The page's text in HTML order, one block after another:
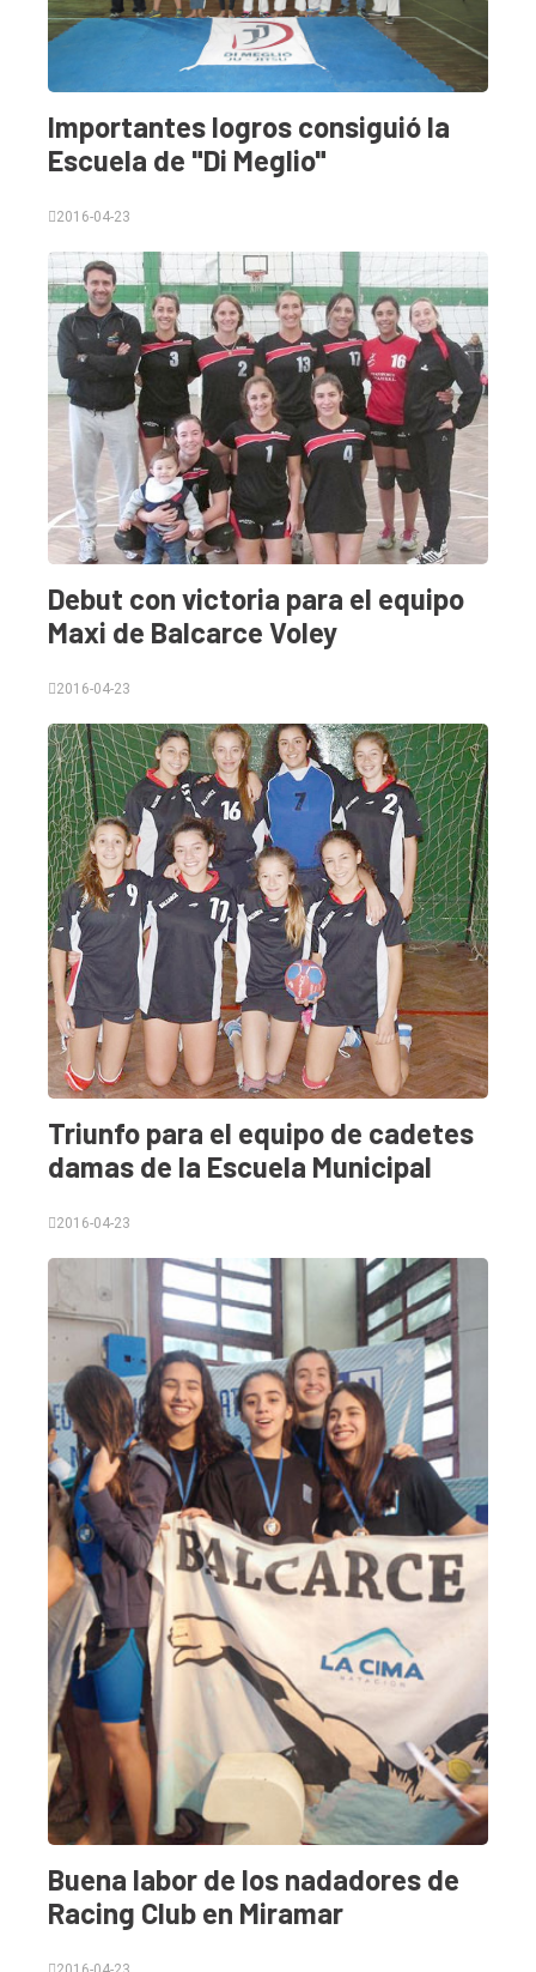
Rural
Fúnebres
Edición
Empresa
Nosotros
Contacto
Importantes logros consiguió la
Escuela de "Di Meglio"
2016-04-23
Debut con victoria para el equipo
Maxi de Balcarce Voley
2016-04-23
Triunfo para el equipo de cadetes
damas de la Escuela Municipal
2016-04-23
Buena labor de los nadadores de
Racing Club en Miramar